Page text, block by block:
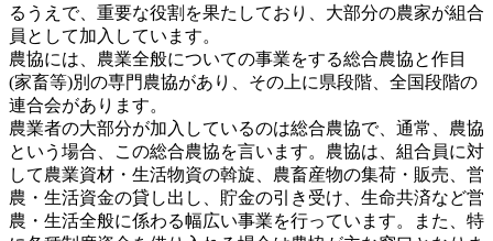
るうえで、重要な役割を果たしており、大部分の農家が組合
員として加入しています。
農協には、農業全般についての事業をする総合農協と作目
(家畜等)別の専門農協があり、その上に県段階、全国段階の
連合会があります。
農業者の大部分が加入しているのは総合農協で、通常、農協
という場合、この総合農協を言います。農協は、組合員に対
して農業資材・生活物資の斡旋、農畜産物の集荷・販売、営
農・生活資金の貸し出し、貯金の引き受け、生命共済など営
農・生活全般に係わる幅広い事業を行っています。また、特